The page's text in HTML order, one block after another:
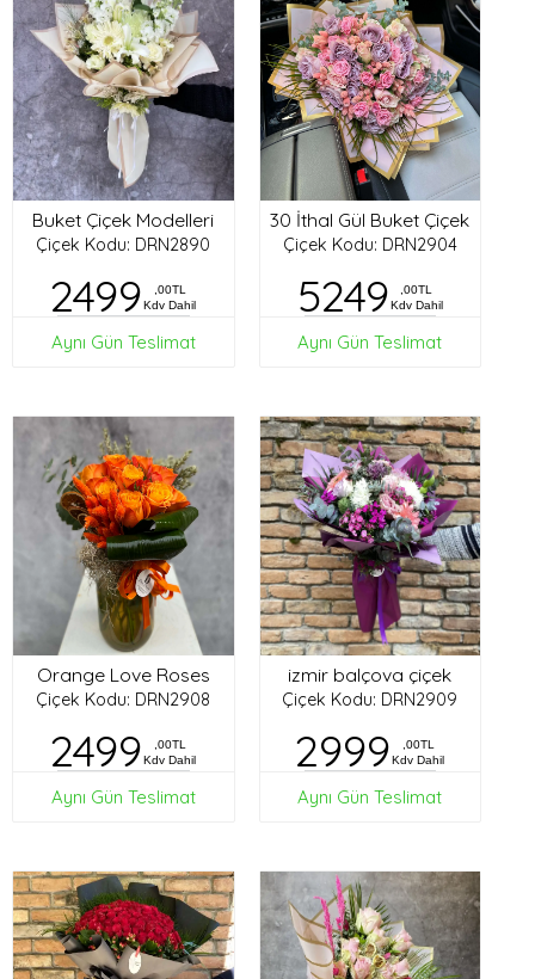
Buket Çiçek Modelleri
Çiçek Kodu: DRN2890
2499
,00TL
Kdv Dahil
Aynı Gün Teslimat
30 İthal Gül Buket Çiçek
Çiçek Kodu: DRN2904
5249
,00TL
Kdv Dahil
Aynı Gün Teslimat
Orange Love Roses
Çiçek Kodu: DRN2908
2499
,00TL
Kdv Dahil
Aynı Gün Teslimat
izmir balçova çiçek
Çiçek Kodu: DRN2909
2999
,00TL
Kdv Dahil
Aynı Gün Teslimat